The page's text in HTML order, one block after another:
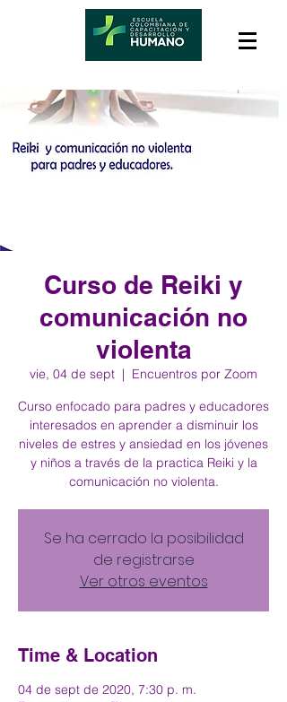
Curso de Reiki y
comunicación no
violenta
vie, 04 de sept
  |
Encuentros por Zoom
Curso enfocado para padres y educadores
interesados en aprender a disminuir los
niveles de estres y ansiedad en los jóvenes
y niños a través de la practica Reiki y la
comunicación no violenta.
Se ha cerrado la posibilidad
de registrarse
Ver otros eventos
Time & Location
04 de sept de 2020, 7:30 p. m.